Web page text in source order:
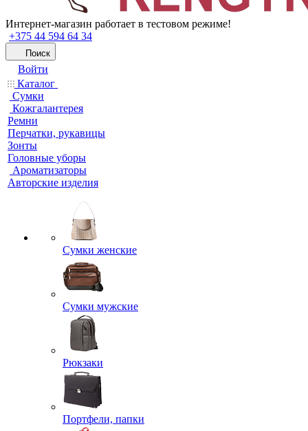
Интернет-магазин работает в тестовом режиме!
+375 44 594 64 34
Поиск
Войти
Каталог
Сумки
Кожгалантерея
Ремни
Перчатки, рукавицы
Зонты
Головные уборы
Ароматизаторы
Авторские изделия
Сумки женские
Сумки мужские
Рюкзаки
Портфели, папки